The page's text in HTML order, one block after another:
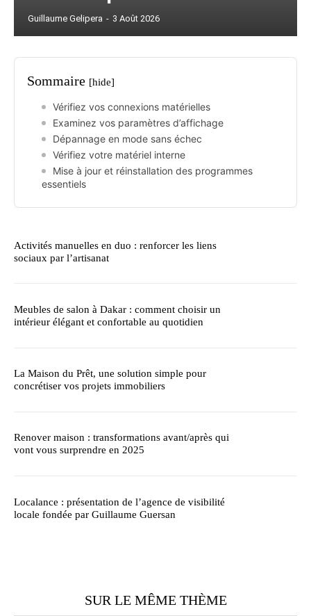
Guillaume Gelipera - 3 Août 2026
Sommaire [hide]
Vérifiez vos connexions matérielles
Examinez vos paramètres d’affichage
Dépannage en mode sans échec
Vérifiez votre matériel interne
Mise à jour et réinstallation des programmes
essentiels
Activités manuelles en duo : renforcer les liens
sociaux par l’artisanat
Meubles de salon à Dakar : comment choisir un
intérieur élégant et confortable au quotidien
La Maison du Prêt, une solution simple pour
concrétiser vos projets immobiliers
Renover maison : transformations avant/après qui
vont vous surprendre en 2025
Localance : présentation de l’agence de visibilité
locale fondée par Guillaume Guersan
SUR LE MÊME THÈME